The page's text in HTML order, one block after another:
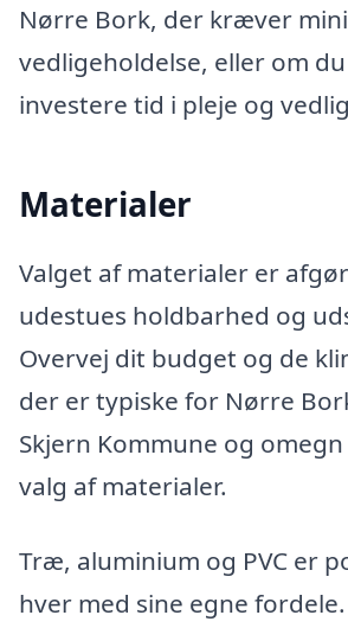
Nørre Bork, der kræver
vedligeholdelse, eller om
investere tid i pleje og
Materialer
Valget af materialer er
udestues holdbarhed og
Overvej dit budget og de
der er typiske for Nørre
Skjern Kommune og
valg af materialer.
Træ, aluminium og PVC er
hver med sine egne